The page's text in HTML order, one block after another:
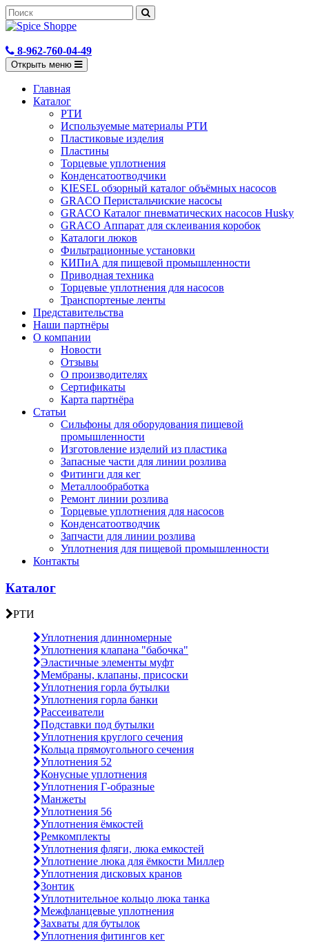
8-962-760-04-49
Открыть меню
Главная
Каталог
РТИ
Используемые материалы РТИ
Пластиковые изделия
Пластины
Торцевые уплотнения
Конденсатоотводчики
KIESEL обзорный каталог объёмных насосов
GRACO Перистальчиские насосы
GRACO Каталог пневматических насосов Husky
GRACO Аппарат для склеивания коробок
Каталоги люков
Фильтрационные установки
КИПиА для пищевой промышленности
Приводная техника
Торцевые уплотнения для насосов
Транспортеные ленты
Представительства
Наши партнёры
О компании
Новости
Отзывы
О производителях
Сертификаты
Карта партнёра
Статьи
Сильфоны для оборудования пищевой
промышленности
Изготовление изделий из пластика
Запасные части для линии розлива
Фитинги для кег
Металлообработка
Ремонт линии розлива
Торцевые уплотнения для насосов
Конденсатоотводчик
Запчасти для линии розлива
Уплотнения для пищевой промышленности
Контакты
Каталог
РТИ
Уплотнения длинномерные
Уплотнения клапана "бабочка"
Эластичные элементы муфт
Мембраны, клапаны, присоски
Уплотнения горла бутылки
Уплотнения горла банки
Рассеиватели
Подставки под бутылки
Уплотнения круглого сечения
Кольца прямоугольного сечения
Уплотнения 52
Конусные уплотнения
Уплотнения Г-образные
Манжеты
Уплотнения 56
Уплотнения ёмкостей
Ремкомплекты
Уплотнения фляги, люка емкостей
Уплотнение люка для ёмкости Миллер
Уплотнения дисковых кранов
Зонтик
Уплотнительное кольцо люка танка
Межфланцевые уплотнения
Захваты для бутылок
Уплотнения фитингов кег